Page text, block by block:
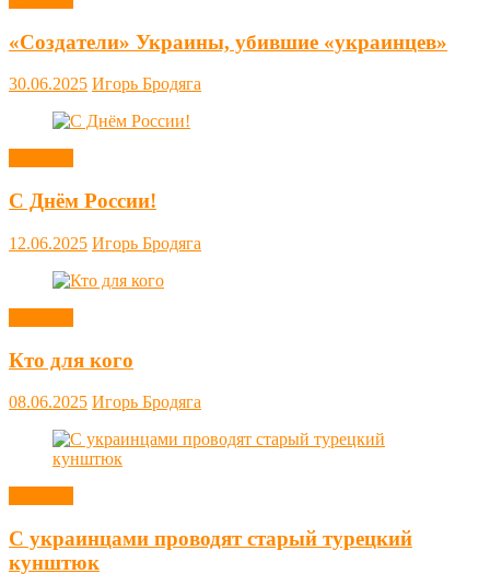
«Создатели» Украины, убившие «украинцев»
30.06.2025 Игорь Бродяга
С Днём России!
12.06.2025 Игорь Бродяга
Кто для кого
08.06.2025 Игорь Бродяга
С украинцами проводят старый турецкий
кунштюк